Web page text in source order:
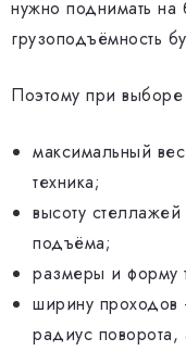
нужно поднимать
грузоподъёмность
Поэтому при
максимальный
техника;
высоту
подъёма;
размеры и форму
ширину
радиус